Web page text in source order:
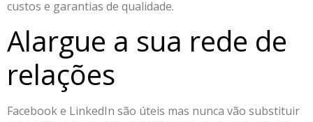
custos e garantias de qualidade.
Alargue a sua rede de
relações
Facebook e LinkedIn são úteis mas nunca vão substituir